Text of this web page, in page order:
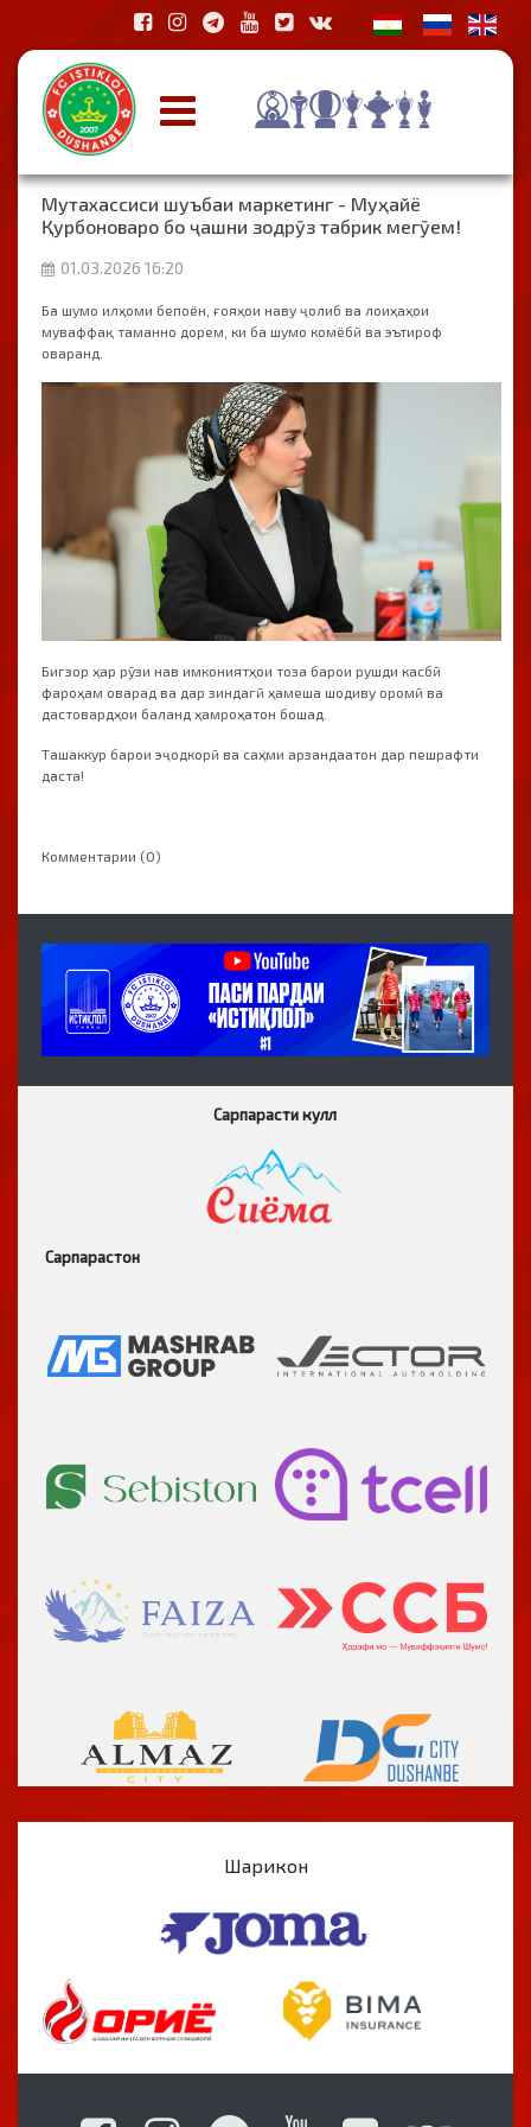
Мутахассиси шуъбаи маркетинг - Муҳайё
Қурбоноваро бо ҷашни зодрӯз табрик мегӯем!
01.03.2026 16:20
Ба шумо илҳоми бепоён, ғояҳои наву ҷолиб ва лоиҳаҳои
муваффақ таманно дорем, ки ба шумо комёбӣ ва эътироф
оваранд.
Бигзор ҳар рӯзи нав имкониятҳои тоза барои рушди касбӣ
фароҳам оварад ва дар зиндагӣ ҳамеша шодиву оромӣ ва
дастовардҳои баланд ҳамроҳатон бошад.
Ташаккур барои эҷодкорӣ ва саҳми арзандаатон дар пешрафти
даста!
Комментарии (0)
Сарпарасти кулл
Сарпарастон
Шарикон